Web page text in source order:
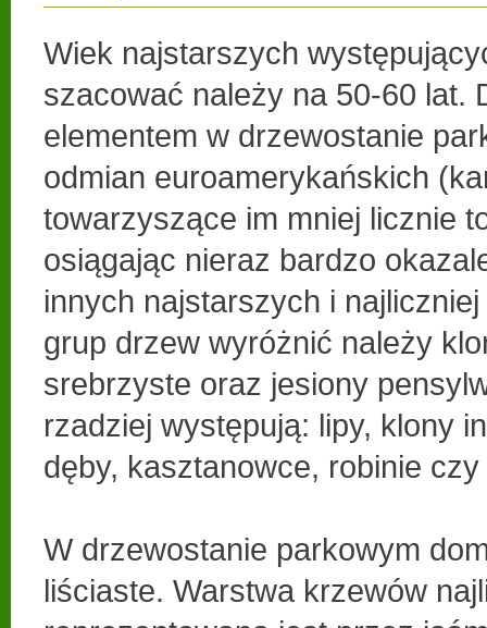
Wiek najstarszych
szacować należy na 50-60 lat.
elementem w drzewostanie
odmian euroamerykańskich
towarzyszące im mniej licznie
osiągając nieraz bardzo
innych najstarszych i
grup drzew wyróżnić należy
srebrzyste oraz jesiony
rzadziej występują: lipy, klony
dęby, kasztanowce, robinie czy
W drzewostanie parkowym
liściaste. Warstwa krzewów